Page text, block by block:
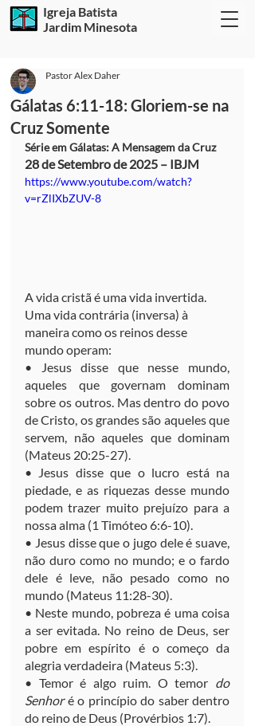
Igreja Batista
Jardim Minesota
Gálatas 6:11-18: Gloriem-se na
Cruz Somente
Pastor Alex Daher
Série em Gálatas: A Mensagem da Cruz
28 de Setembro de 2025 – IBJM
https://www.youtube.com/watch?
v=rZlIXbZUV-8
A vida cristã é uma vida invertida.
Uma vida contrária (inversa) à
maneira como os reinos desse
mundo operam:
• Jesus disse que nesse mundo,
aqueles que governam dominam
sobre os outros. Mas dentro do povo
de Cristo, os grandes são aqueles que
servem, não aqueles que dominam
(Mateus 20:25-27).
• Jesus disse que o lucro está na
piedade, e as riquezas desse mundo
podem trazer muito prejuízo para a
nossa alma (1 Timóteo 6:6-10).
• Jesus disse que o jugo dele é suave,
não duro como no mundo; e o fardo
dele é leve, não pesado como no
mundo (Mateus 11:28-30).
• Neste mundo, pobreza é uma coisa
a ser evitada. No reino de Deus, ser
pobre em espírito é o começo da
alegria verdadeira (Mateus 5:3).
• Temor é algo ruim. O temor do
Senhor é o princípio do saber dentro
do reino de Deus (Provérbios 1:7).